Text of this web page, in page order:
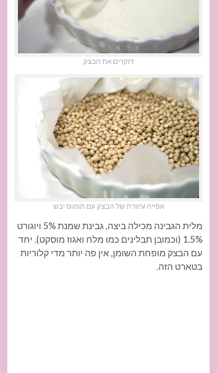
דוקרים את הבצק
אפייה עיוורת של הבצק עם חומוס יבש
מלית הגבינה מכילה ביצה, גבינת שמנת 5% ויוגורט
1.5% (וכמובן תבלינים כמו מלח ואגוז מוסקט). יחד
עם הבצק מופחת השומן, אין פה יותר מדי קלוריות
בטארט הזה.